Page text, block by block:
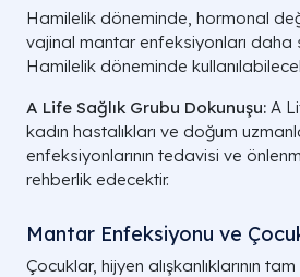
Hamilelik döneminde, hormonal
vajinal mantar enfeksiyonları daha
Hamilelik döneminde kullanılabilecek
A Life Sağlık Grubu Dokunuşu: A
kadın hastalıkları ve doğum
enfeksiyonlarının tedavisi ve
rehberlik edecektir.
Mantar Enfeksiyonu ve
Çocuklar, hijyen alışkanlıklarının